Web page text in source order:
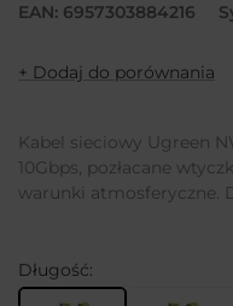
EAN: 6957303884216
+ Dodaj do porównania
Kabel sieciowy Ugreen
10Gbps, pozłacane
warunki atmosferyczne.
Długość